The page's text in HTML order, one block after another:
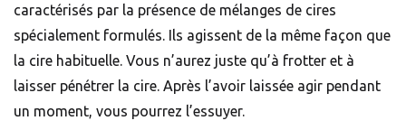
caractérisés par la présence de mélanges de cires
spécialement formulés. Ils agissent de la même façon que
la cire habituelle. Vous n’aurez juste qu’à frotter et à
laisser pénétrer la cire. Après l’avoir laissée agir pendant
un moment, vous pourrez l’essuyer.